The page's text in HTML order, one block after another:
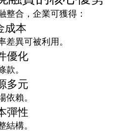
整合，企業可獲得：
成本
差異可被利用。
優化
。
多元
依賴。
彈性
構。